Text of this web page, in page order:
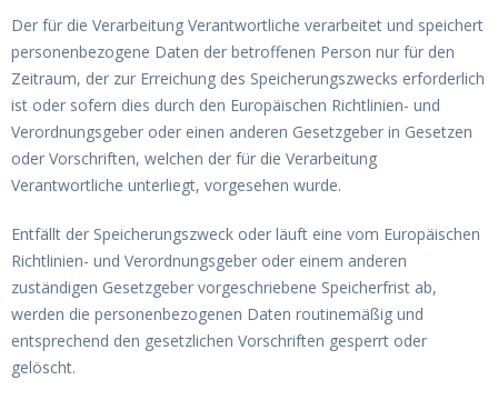
Der für die Verarbeitung Verantwortliche verarbeitet und speichert
personenbezogene Daten der betroffenen Person nur für den
Zeitraum, der zur Erreichung des Speicherungszwecks erforderlich
ist oder sofern dies durch den Europäischen Richtlinien- und
Verordnungsgeber oder einen anderen Gesetzgeber in Gesetzen
oder Vorschriften, welchen der für die Verarbeitung
Verantwortliche unterliegt, vorgesehen wurde.
Entfällt der Speicherungszweck oder läuft eine vom Europäischen
Richtlinien- und Verordnungsgeber oder einem anderen
zuständigen Gesetzgeber vorgeschriebene Speicherfrist ab,
werden die personenbezogenen Daten routinemäßig und
entsprechend den gesetzlichen Vorschriften gesperrt oder
gelöscht.